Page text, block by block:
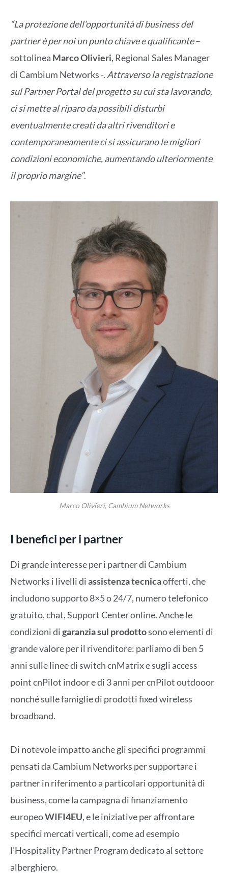
“La protezione dell’opportunità di business del
partner è per noi un punto chiave e qualificante–
sottolinea Marco Olivieri, Regional Sales Manager
di Cambium Networks -.Attraverso la registrazione
sul Partner Portal del progetto su cui sta lavorando,
ci si mette al riparo da possibili disturbi
eventualmente creati da altri rivenditori e
contemporaneamente ci si assicurano le migliori
condizioni economiche, aumentando ulteriormente
il proprio margine”.
Marco Olivieri, Cambium Networks
I benefici per i partner
Di grande interesse per i partner di Cambium
Networks i livelli diassistenza tecnicaofferti, che
includono supporto 8×5 o 24/7, numero telefonico
gratuito, chat, Support Center online. Anche le
condizioni digaranzia sul prodottosono elementi di
grande valore per il rivenditore: parliamo di ben 5
anni sulle linee di switch cnMatrix e sugli access
point cnPilot indoor e di 3 anni per cnPilot outdooor
nonché sulle famiglie di prodotti fixed wireless
broadband.
Di notevole impatto anche gli specifici programmi
pensati da Cambium Networks per supportare i
partner in riferimento a particolari opportunità di
business, come la campagna di finanziamento
europeoWIFI4EU, e le iniziative per affrontare
specifici mercati verticali, come ad esempio
l’Hospitality Partner Program dedicato al settore
alberghiero.